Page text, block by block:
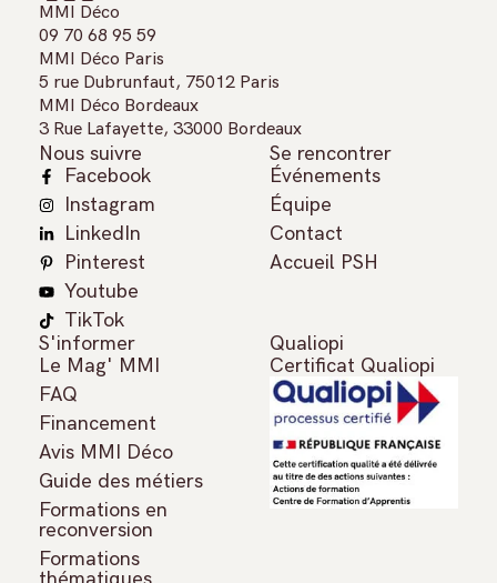
MMI Déco
09 70 68 95 59
MMI Déco Paris
5 rue Dubrunfaut, 75012 Paris
MMI Déco Bordeaux
3 Rue Lafayette, 33000 Bordeaux
Nous suivre
Facebook
Instagram
LinkedIn
Pinterest
Youtube
TikTok
Se rencontrer
Événements
Équipe
Contact
Accueil PSH
S'informer
Le Mag' MMI
FAQ
Financement
Avis MMI Déco
Guide des métiers
Formations en
reconversion
Formations
Qualiopi
Certificat Qualiopi